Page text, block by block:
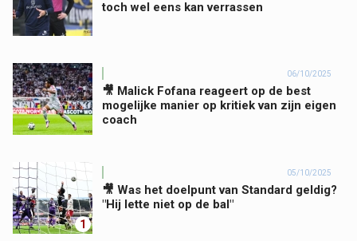
toch wel eens kan verrassen
06/10/2025
🎥 Malick Fofana reageert op de best
mogelijke manier op kritiek van zijn eigen
coach
1
05/10/2025
🎥 Was het doelpunt van Standard geldig?
"Hij lette niet op de bal"